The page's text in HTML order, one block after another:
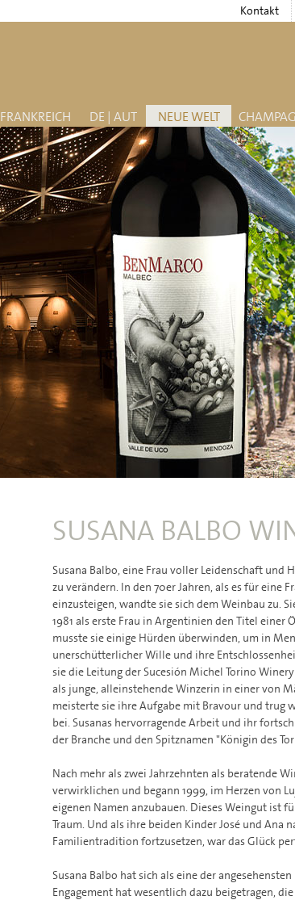
Kontakt
FRANKREICH DE | AUT NEUE WELT
SUSANA BALBO
Susana Balbo, eine Frau voller Leidenschaft und
zu verändern. In den 70er Jahren, als es für eine
einzusteigen, wandte sie sich dem Weinbau zu.
1981 als erste Frau in Argentinien den Titel einer
musste sie einige Hürden überwinden, um in
unerschütterlicher Wille und ihre
sie die Leitung der Sucesión Michel Torino
als junge, alleinstehende Winzerin in einer von
meisterte sie ihre Aufgabe mit Bravour und trug
bei. Susanas hervorragende Arbeit und ihr
der Branche und den Spitznamen "Königin des
Nach mehr als zwei Jahrzehnten als beratende
verwirklichen und begann 1999, im Herzen von
eigenen Namen anzubauen. Dieses Weingut ist
Traum. Und als ihre beiden Kinder José und Ana
Familientradition fortzusetzen, war das Glück
Susana Balbo hat sich als eine der
Engagement hat wesentlich dazu beigetragen,